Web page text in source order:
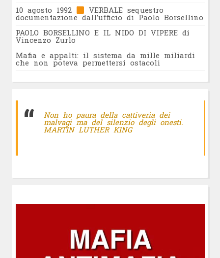
10 agosto 1992
VERBALE sequestro
documentazione dall’ufficio di Paolo Borsellino
PAOLO BORSELLINO E IL NIDO DI VIPERE di
Vincenzo Zurlo
Mafia e appalti: il sistema da mille miliardi
che non poteva permettersi ostacoli
Non ho paura della cattiveria dei
malvagi ma del silenzio degli onesti.
MARTIN LUTHER KING